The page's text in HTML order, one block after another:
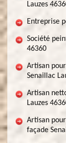
Lauzes
Entreprise
Société
46360
Artisan
Senaillac
Artisan
Lauzes
Artisan
façade